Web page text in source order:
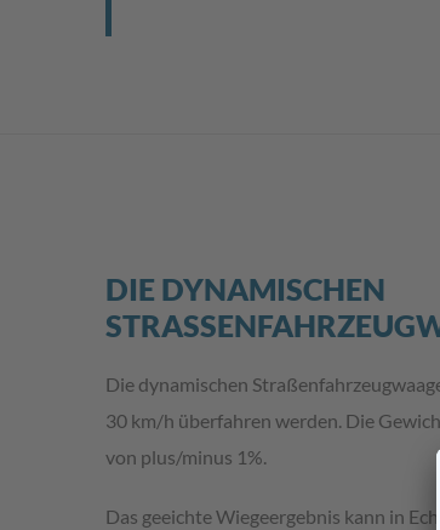
DIE DYNAMISCHEN
Die dynamischen
30 km/h überfahren werden. Die
von plus/minus 1%.
Das geeichte Wiegeergebnis kann in